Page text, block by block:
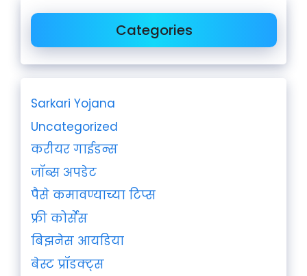
Categories
Sarkari Yojana
Uncategorized
करीयर गाईडन्स
जॉब्स अपडेट
पैसे कमावण्याच्या टिप्स
फ्री कोर्सेस
बिझनेस आयडिया
बेस्ट प्रॉडक्ट्स